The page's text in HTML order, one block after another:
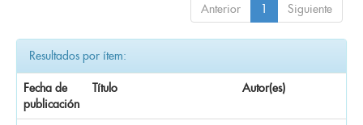
Anterior 1 Siguiente
Resultados por ítem:
Fecha de
publicación
Título Autor(es)